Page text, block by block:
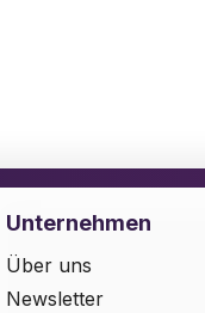
Unternehmen
Über uns
Newsletter